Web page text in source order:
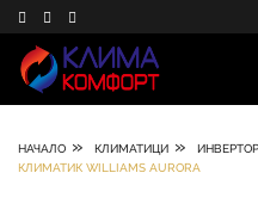
НАЧАЛО » КЛИМАТИЦИ »
КЛИМАТИК WILLIAMS AURORA